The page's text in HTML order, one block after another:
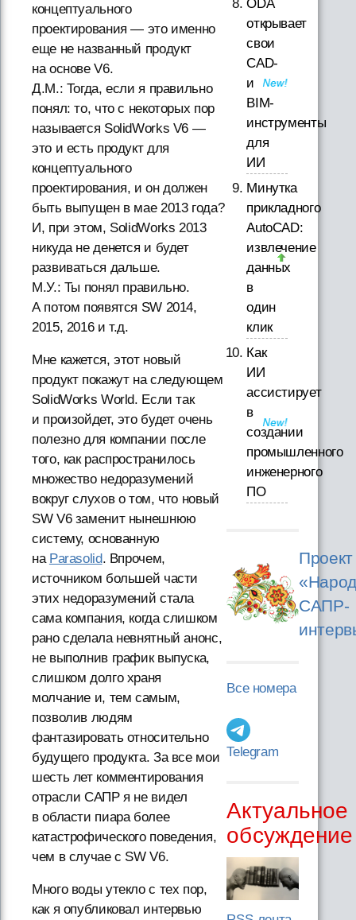
концептуального
проектирования — это именно
еще не названный продукт
на основе V6.
Д.М.: Тогда, если я правильно
понял: то, что с некоторых пор
называется SolidWorks V6 —
это и есть продукт для
концептуального
проектирования, и он должен
быть выпущен в мае 2013 года?
И, при этом, SolidWorks 2013
никуда не денется и будет
развиваться дальше.
М.У.: Ты понял правильно.
А потом появятся SW 2014,
2015, 2016 и т.д.
Мне кажется, этот новый
продукт покажут на следующем
SolidWorks World. Если так
и произойдет, это будет очень
полезно для компании после
того, как распространилось
множество недоразумений
вокруг слухов о том, что новый
SW V6 заменит нынешнюю
систему, основанную
на Parasolid. Впрочем,
источником большей части
этих недоразумений стала
сама компания, когда слишком
рано сделала невнятный анонс,
не выполнив график выпуска,
слишком долго храня
молчание и, тем самым,
позволив людям
фантазировать относительно
будущего продукта. За все мои
шесть лет комментирования
отрасли САПР я не видел
в области пиара более
катастрофического поведения,
чем в случае с SW V6.
Много воды утекло с тех пор,
как я опубликовал интервью
ODA
открывает
свои
CAD-
и
BIM-
инструменты
для
ИИ
Минутка
прикладного
AutoCAD:
извлечение
данных
в
один
клик
Как
ИИ
ассистирует
в
создании
промышленного
инженерного
ПО
Проект
САПР-
Все номера
Telegram
Актуальное
обсуждение